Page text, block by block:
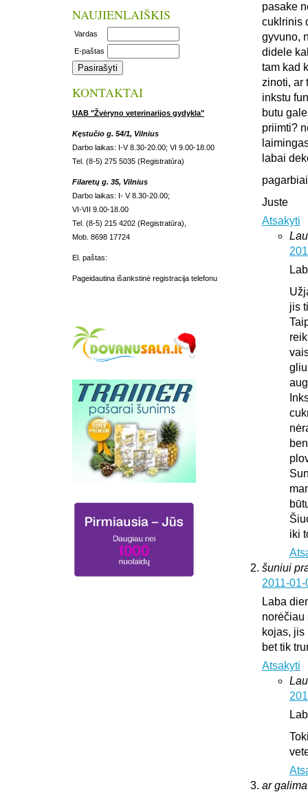
NAUJIENLAIŠKIS
Vardas
E-paštas
KONTAKTAI
UAB "Žvėryno veterinarijos gydykla"
Kęstučio g. 54/1, Vilnius
Darbo laikas: I-V 8.30-20.00; VI 9.00-18.00
Tel. (8-5) 275 5035 (Registratūra)
Filaretų g. 35, Vilnius
Darbo laikas: I- V 8.30-20.00;
VI-VII 9.00-18.00
Tel. (8-5) 215 4202 (Registratūra),
Mob. 8698 17724
El. paštas:
Pageidautina išankstinė registracija telefonu
pasake
cuklrinis
gyvuno,
didele
tam kad
zinoti, ar
inkstu
butu
priimti?
labai
Juste
Atsakyti
jis
iki
šuniui
2011-
Laba
norėčiau
kojas,
bet tik
Atsakyti
ar